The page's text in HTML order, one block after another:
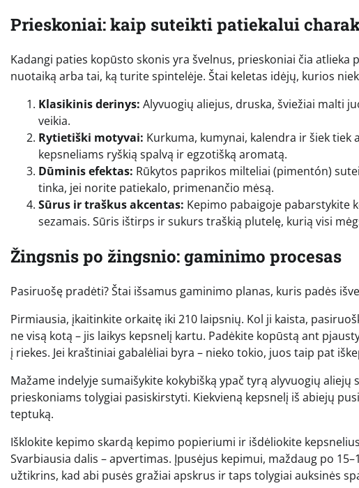
Prieskoniai: kaip suteikti patiekalui
Kadangi paties kopūsto skonis yra švelnus, prieskoniai čia
nuotaiką arba tai, ką turite spintelėje. Štai keletas idėjų, kurios
Klasikinis derinys: Alyvuogių aliejus, druska, šviežiai malti
veikia.
Rytietiški motyvai: Kurkuma, kumynai, kalendra ir šiek
kepsneliams ryškią spalvą ir egzotišką aromatą.
Dūminis efektas: Rūkytos paprikos milteliai (pimentón)
tinka, jei norite patiekalo, primenančio mėsą.
Sūrus ir traškus akcentas: Kepimo pabaigoje pabarstykite
sezamais. Sūris ištirps ir sukurs traškią plutelę, kurią visi
Žingsnis po žingsnio: gaminimo procesas
Pasiruošę pradėti? Štai išsamus gaminimo planas, kuris padės
Pirmiausia, įkaitinkite orkaitę iki 210 laipsnių. Kol ji kaista,
ne visą kotą – jis laikys kepsnelį kartu. Padėkite kopūstą ant
į riekes. Jei kraštiniai gabalėliai byra – nieko tokio, juos taip pat
Mažame indelyje sumaišykite kokybišką ypač tyrą alyvuogių aliejų
prieskoniams tolygiai pasiskirstyti. Kiekvieną kepsnelį iš abiejų
teptuką.
Išklokite kepimo skardą kepimo popieriumi ir išdėliokite
Svarbiausia dalis – apvertimas. Įpusėjus kepimui, maždaug po
užtikrins, kad abi pusės gražiai apskrus ir taps tolygiai auksinės